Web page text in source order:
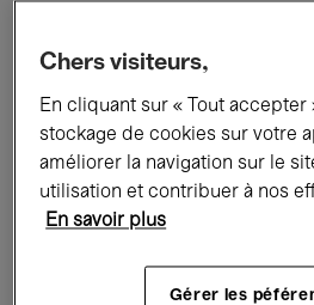
Tous les événements
Expositions
Rencontres & Débats
Musique classique
Chers visiteurs,
En cliquant sur « Tout accepter
stockage de cookies sur votre
améliorer la navigation sur le
utilisation et contribuer à nos
En savoir plus
Gérer les